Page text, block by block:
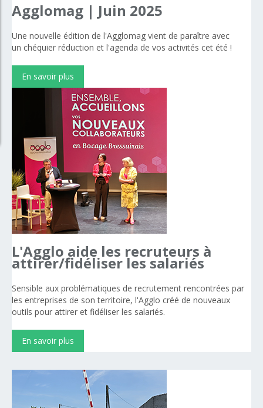
Agglomag | Juin 2025
Une nouvelle édition de l'Agglomag vient de paraître avec
un chéquier réduction et l'agenda de vos activités cet été !
En savoir plus
L'Agglo aide les recruteurs à
attirer/fidéliserles salariés
Sensible aux problématiques de recrutement rencontrées par
les entreprises de son territoire, l'Agglo créé de nouveaux
outils pour attirer et fidéliser les salariés.
En savoir plus